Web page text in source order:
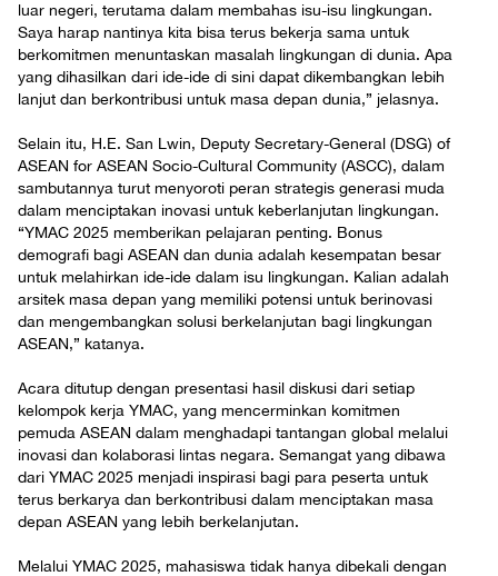
luar negeri, terutama dalam membahas isu-isu lingkungan.
Saya harap nantinya kita bisa terus bekerja sama untuk
berkomitmen menuntaskan masalah lingkungan di dunia. Apa
yang dihasilkan dari ide-ide di sini dapat dikembangkan lebih
lanjut dan berkontribusi untuk masa depan dunia,” jelasnya.
Selain itu, H.E. San Lwin, Deputy Secretary-General (DSG) of
ASEAN for ASEAN Socio-Cultural Community (ASCC), dalam
sambutannya turut menyoroti peran strategis generasi muda
dalam menciptakan inovasi untuk keberlanjutan lingkungan.
“YMAC 2025 memberikan pelajaran penting. Bonus
demografi bagi ASEAN dan dunia adalah kesempatan besar
untuk melahirkan ide-ide dalam isu lingkungan. Kalian adalah
arsitek masa depan yang memiliki potensi untuk berinovasi
dan mengembangkan solusi berkelanjutan bagi lingkungan
ASEAN,” katanya.
Acara ditutup dengan presentasi hasil diskusi dari setiap
kelompok kerja YMAC, yang mencerminkan komitmen
pemuda ASEAN dalam menghadapi tantangan global melalui
inovasi dan kolaborasi lintas negara. Semangat yang dibawa
dari YMAC 2025 menjadi inspirasi bagi para peserta untuk
terus berkarya dan berkontribusi dalam menciptakan masa
depan ASEAN yang lebih berkelanjutan.
Melalui YMAC 2025, mahasiswa tidak hanya dibekali dengan